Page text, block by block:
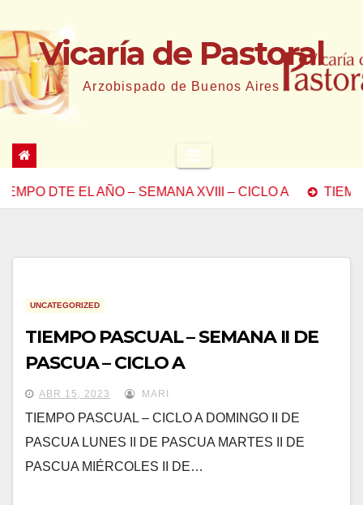
al
contenidoVicaría de Pastoral
Arzobispado de Buenos Aires
DTE EL AÑO – SEMANA XVIII – CICLO A TIEMPO
UNCATEGORIZED
TIEMPO PASCUAL – SEMANA II DE
PASCUA – CICLO A
ABR 15, 2023 MARI
TIEMPO PASCUAL – CICLO A DOMINGO II DE
PASCUA LUNES II DE PASCUA MARTES II DE
PASCUA MIÉRCOLES II DE…